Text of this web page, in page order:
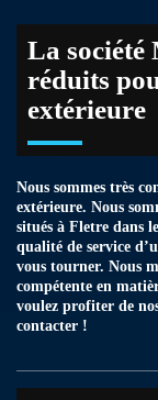
La société
réduits
extérieure
Nous sommes très
extérieure. Nous
situés à Fletre dans
qualité de service
vous tourner. Nous
compétente en
voulez profiter de
contacter !